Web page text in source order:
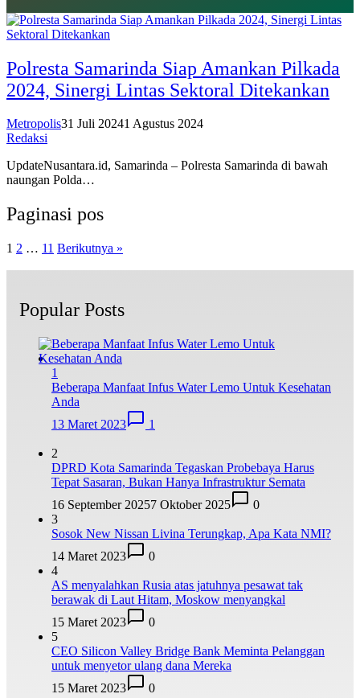
Polresta Samarinda Siap Amankan Pilkada
2024, Sinergi Lintas Sektoral Ditekankan
Metropolis31 Juli 20241 Agustus 2024
Redaksi
UpdateNusantara.id, Samarinda – Polresta Samarinda di bawah
naungan Polda…
Paginasi pos
1 2 … 11 Berikutnya »
Popular Posts
1
Beberapa Manfaat Infus Water Lemo Untuk Kesehatan
Anda
13 Maret 2023
1
2
DPRD Kota Samarinda Tegaskan Probebaya Harus
Tepat Sasaran, Bukan Hanya Infrastruktur Semata
16 September 20257 Oktober 2025
0
3
Sosok New Nissan Livina Terungkap, Apa Kata NMI?
14 Maret 2023
0
4
AS menyalahkan Rusia atas jatuhnya pesawat tak
berawak di Laut Hitam, Moskow menyangkal
15 Maret 2023
0
5
CEO Silicon Valley Bridge Bank Meminta Pelanggan
untuk menyetor ulang dana Mereka
15 Maret 2023
0